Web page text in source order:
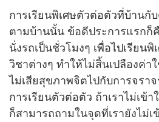
การเรียนพิเศษตัวต่อตัวที่บ้านกั
ตามบ้านนั้น ข้อดีประการแรกก็คื
นั่งรถเป็นชั่วโมงๆ เพื่อไปเรียน
วิชาต่างๆ ทำให้ไม่สิ้นเปลืองค่า
ไม่เสียสุขภาพจิตไปกับการจรา
การเรียนตัวต่อตัว ถ้าเราไม่เข้
ก็สามารถถามในจุดที่เรายังไม่